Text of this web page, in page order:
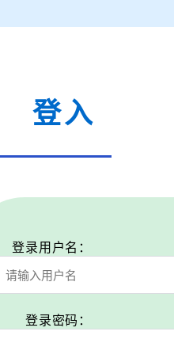
登入
登录用户名：
登录密码：